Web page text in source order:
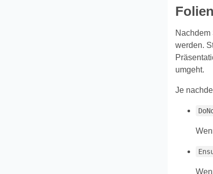
werden.
umgeht.
Je